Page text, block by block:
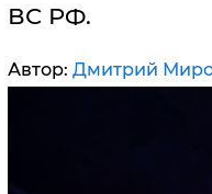
ВС РФ.
Автор: Дмитрий